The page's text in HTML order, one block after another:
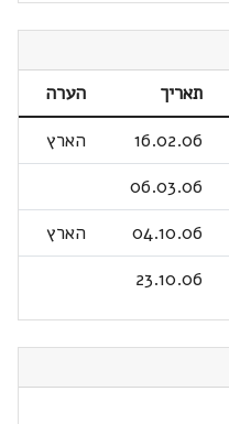
תאריך
הערה
16.02.06
הארץ
06.03.06
04.10.06
הארץ
23.10.06